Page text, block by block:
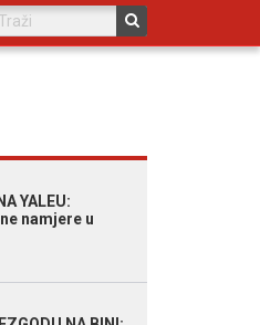
YALEU:
namjere u